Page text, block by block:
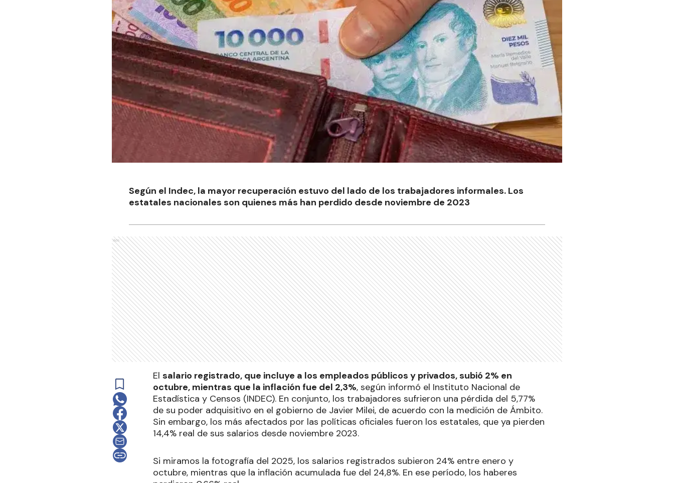
Según el Indec, la mayor recuperación estuvo del lado de los trabajadores informales. Los
estatales nacionales son quienes más han perdido desde noviembre de 2023
Ads
El salario registrado, que incluye a los empleados públicos y privados, subió 2% en
octubre, mientras que la inflación fue del 2,3%, según informó el Instituto Nacional de
Estadística y Censos (INDEC). En conjunto, los trabajadores sufrieron una pérdida del 5,77%
de su poder adquisitivo en el gobierno de Javier Milei, de acuerdo con la medición de Ámbito.
Sin embargo, los más afectados por las políticas oficiales fueron los estatales, que ya pierden
14,4% real de sus salarios desde noviembre 2023.
Si miramos la fotografía del 2025, los salarios registrados subieron 24% entre enero y
octubre, mientras que la inflación acumulada fue del 24,8%. En ese período, los haberes